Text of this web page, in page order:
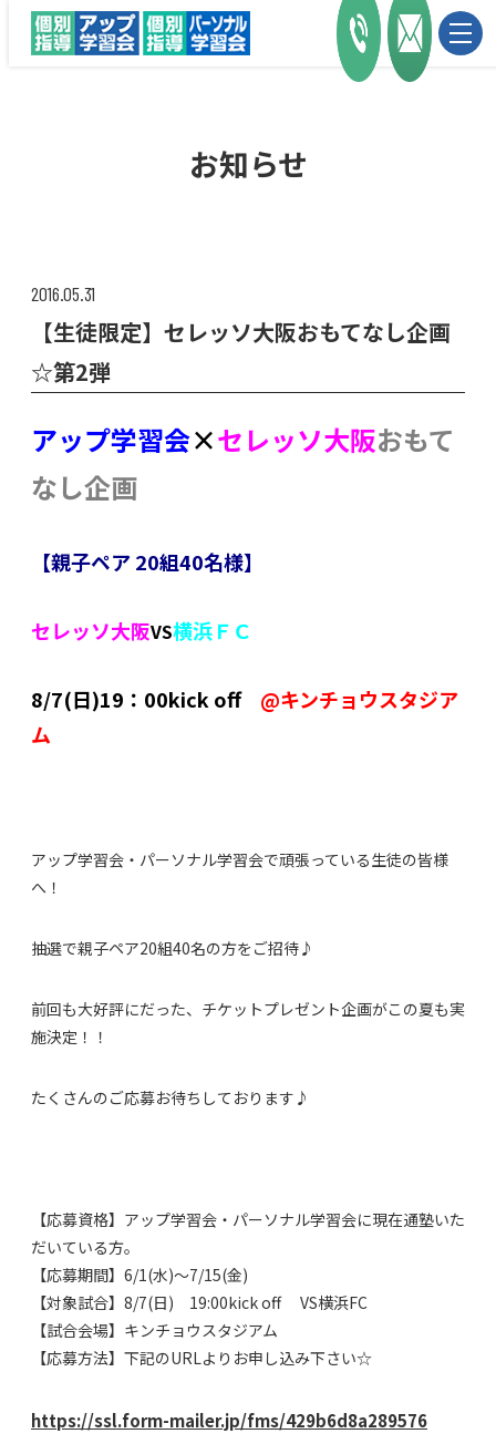
お知らせ
2016.05.31
【生徒限定】セレッソ大阪おもてなし企画
☆第2弾
アップ学習会×セレッソ大阪おもて
なし企画
【親子ペア 20組40名様】
セレッソ大阪VS横浜ＦＣ
8/7(日)19：00kick off
@キンチョウスタジア
ム
アップ学習会・パーソナル学習会で頑張っている生徒の皆様
へ！
抽選で親子ペア20組40名の方をご招待♪
前回も大好評にだった、チケットプレゼント企画がこの夏も実
施決定！！
たくさんのご応募お待ちしております♪
【応募資格】アップ学習会・パーソナル学習会に現在通塾いた
だいている方。
【応募期間】6/1(水)～7/15(金)
【対象試合】8/7(日) 19:00kick off VS横浜FC
【試合会場】キンチョウスタジアム
【応募方法】下記のURLよりお申し込み下さい☆
https://ssl.form-mailer.jp/fms/429b6d8a289576